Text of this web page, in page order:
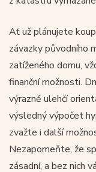
Ať už plánujete
závazky původního
zatíženého domu,
finanční možnosti.
výrazně ulehčí
výsledný výpočet
zvažte i další
Nezapomeňte, že
zásadní, a bez nich